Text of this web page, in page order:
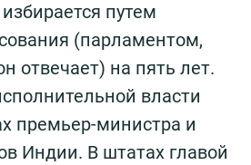
путем
(парламентом,
отвечает) на пять лет.
власти
премьер-министра и
Индии. В штатах главой